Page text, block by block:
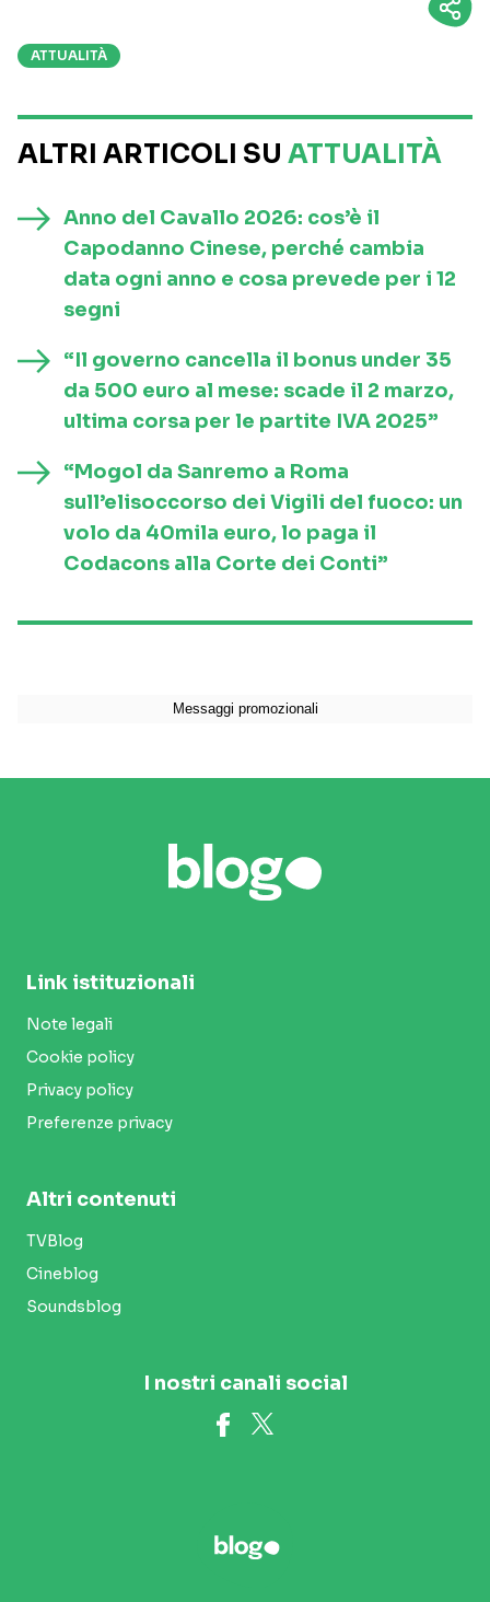
ATTUALITÀ
ALTRI ARTICOLI SU ATTUALITÀ
Anno del Cavallo 2026: cos’è il
Capodanno Cinese, perché cambia
data ogni anno e cosa prevede per i 12
segni
“Il governo cancella il bonus under 35
da 500 euro al mese: scade il 2 marzo,
ultima corsa per le partite IVA 2025”
“Mogol da Sanremo a Roma
sull’elisoccorso dei Vigili del fuoco: un
volo da 40mila euro, lo paga il
Codacons alla Corte dei Conti”
Link istituzionali
Note legali
Cookie policy
Privacy policy
Preferenze privacy
Altri contenuti
TVBlog
Cineblog
Soundsblog
I nostri canali social